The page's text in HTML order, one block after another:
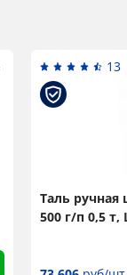
13
Таль ручная
500 г/п 0,5 т,